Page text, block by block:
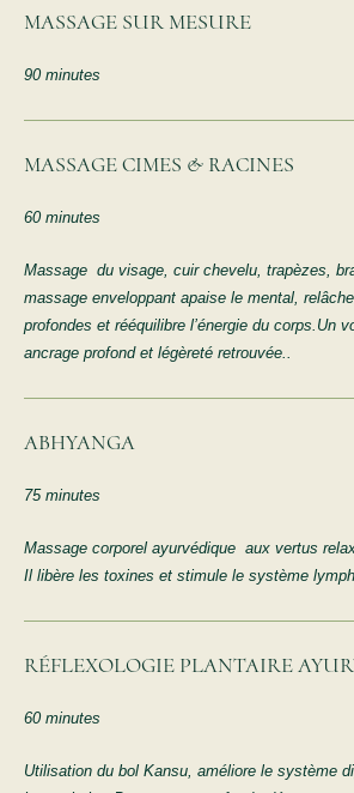
MASSAGE SUR MESURE
90 minutes
MASSAGE CIMES & RACINES
60 minutes
Massage du visage, cuir chevelu, trapèzes,
massage enveloppant apaise le mental,
profondes et rééquilibre l’énergie du corps.Un
ancrage profond et légèreté retrouvée..
ABHYANGA
75 minutes
Massage corporel ayurvédique aux vertus
Il libère les toxines et stimule le système
RÉFLEXOLOGIE PLANTAIRE
60 minutes
Utilisation du bol Kansu, améliore le système